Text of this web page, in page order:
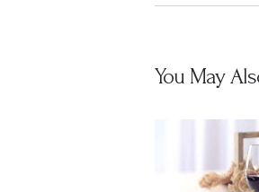
You May